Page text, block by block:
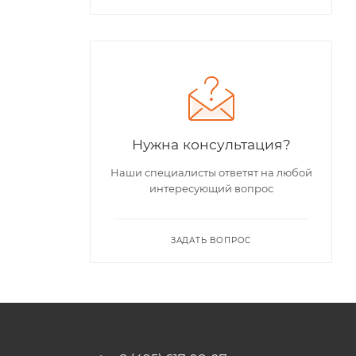
Нужна консультация?
Наши специалисты ответят на любой
интересующий вопрос
ЗАДАТЬ ВОПРОС